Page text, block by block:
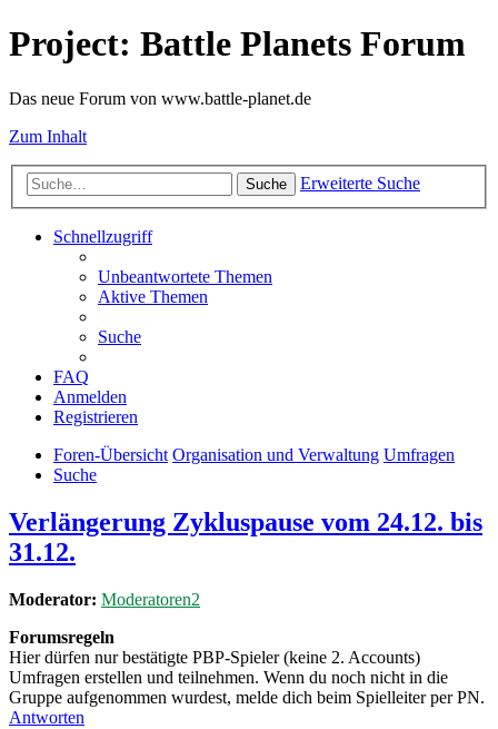
Project: Battle Planets Forum
Das neue Forum von www.battle-planet.de
Zum Inhalt
Suche Erweiterte Suche
Schnellzugriff
Unbeantwortete Themen
Aktive Themen
Suche
FAQ
Anmelden
Registrieren
Foren-Übersicht Organisation und Verwaltung Umfragen
Suche
Verlängerung Zykluspause vom 24.12. bis
31.12.
Moderator: Moderatoren2
Forumsregeln
Hier dürfen nur bestätigte PBP-Spieler (keine 2. Accounts)
Umfragen erstellen und teilnehmen. Wenn du noch nicht in die
Gruppe aufgenommen wurdest, melde dich beim Spielleiter per PN.
Antworten